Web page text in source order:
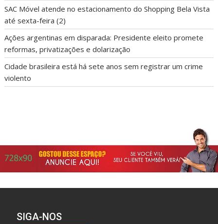
SAC Móvel atende no estacionamento do Shopping Bela Vista
até sexta-feira (2)
Ações argentinas em disparada: Presidente eleito promete
reformas, privatizações e dolarização
Cidade brasileira está há sete anos sem registrar um crime
violento
SIGA-NOS